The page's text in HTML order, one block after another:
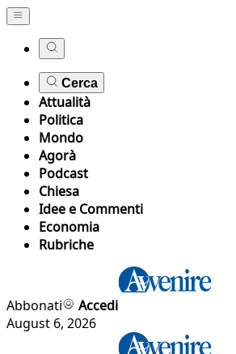
Cerca
Attualità
Politica
Mondo
Agorà
Podcast
Chiesa
Idee e Commenti
Economia
Rubriche
Abbonati
Accedi
August 6, 2026